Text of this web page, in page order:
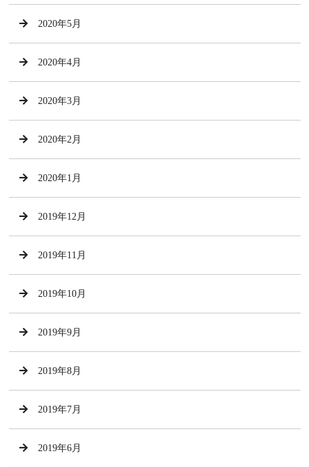
2020年5月
2020年4月
2020年3月
2020年2月
2020年1月
2019年12月
2019年11月
2019年10月
2019年9月
2019年8月
2019年7月
2019年6月